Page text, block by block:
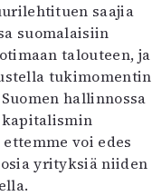
saajia
suomalaisiin
talouteen, ja
tukimomentin
hallinnossa
voi edes
yrityksiä niiden